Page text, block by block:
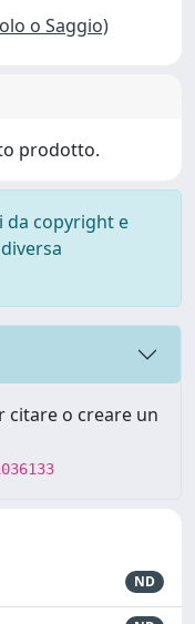
o Saggio)
prodotto.
da copyright e
citare o creare un
ND